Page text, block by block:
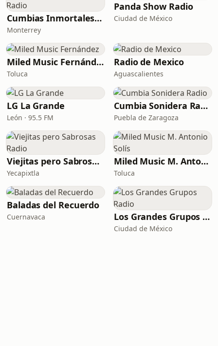
Cumbias Inmortales Radio
Monterrey
Panda Show Radio
Ciudad de México
Miled Music Fernández
Toluca
Radio de Mexico
Aguascalientes
LG La Grande
León · 95.5 FM
Cumbia Sonidera Radio
Puebla de Zaragoza
Viejitas pero Sabrosas Radio
Yecapixtla
Miled Music M. Antonio Solís
Toluca
Baladas del Recuerdo
Cuernavaca Los Grandes Grupos Radio
Ciudad de México